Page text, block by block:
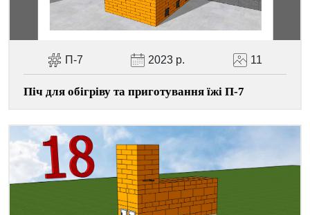
П-7 2023 р. 11
Піч для обігріву та приготування їжі П-7